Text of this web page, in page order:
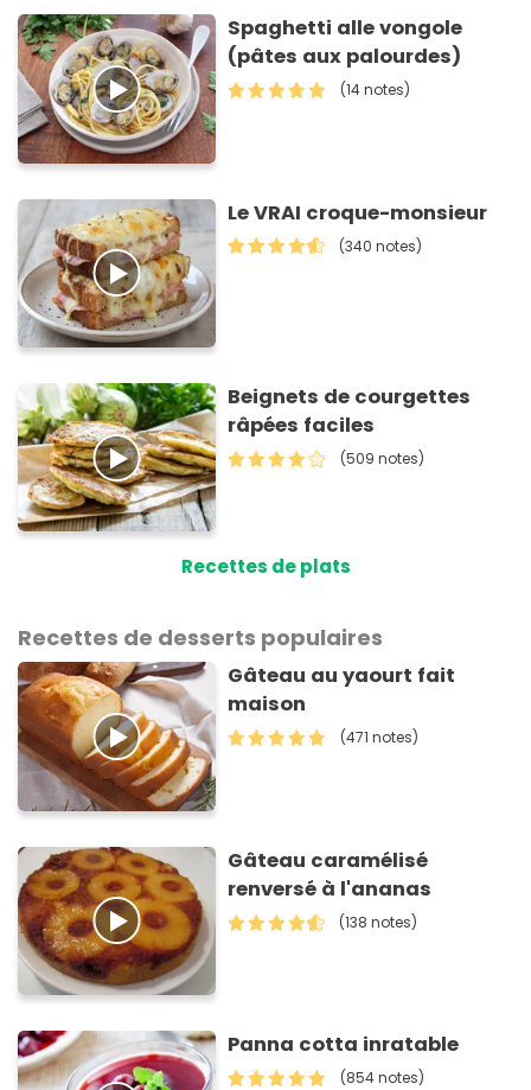
Spaghetti alle vongole
(pâtes aux palourdes)
(14 notes)
Le VRAI croque-monsieur
(340 notes)
Beignets de courgettes
râpées faciles
(509 notes)
Recettes de plats
Recettes de desserts populaires
Gâteau au yaourt fait
maison
(471 notes)
Gâteau caramélisé
renversé à l'ananas
(138 notes)
Panna cotta inratable
(854 notes)